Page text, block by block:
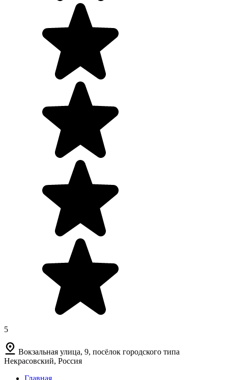
5
Вокзальная улица, 9, посёлок городского типа
Некрасовский, Россия
Главная